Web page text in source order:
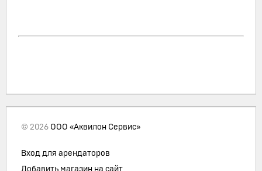
© 2026 ООО «Аквилон Сервис»
Вход для арендаторов
Добавить магазин на сайт